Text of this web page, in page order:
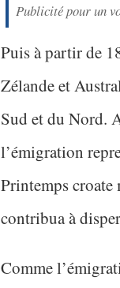
Publicité pour un
Puis à partir de
Zélande et
Sud et du Nord.
l’émigration
Printemps croate
contribua à
Comme